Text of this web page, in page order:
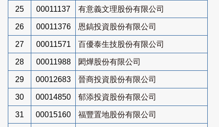
25 00011137 有意義文理股份有限公司
26 00011376 恩鎬投資股份有限公司
27 00011571 百優泰生技股份有限公司
28 00011988 閎燁股份有限公司
29 00012683 晉商投資股份有限公司
30 00014850 郁添投資股份有限公司
31 00015160 福豐置地股份有限公司